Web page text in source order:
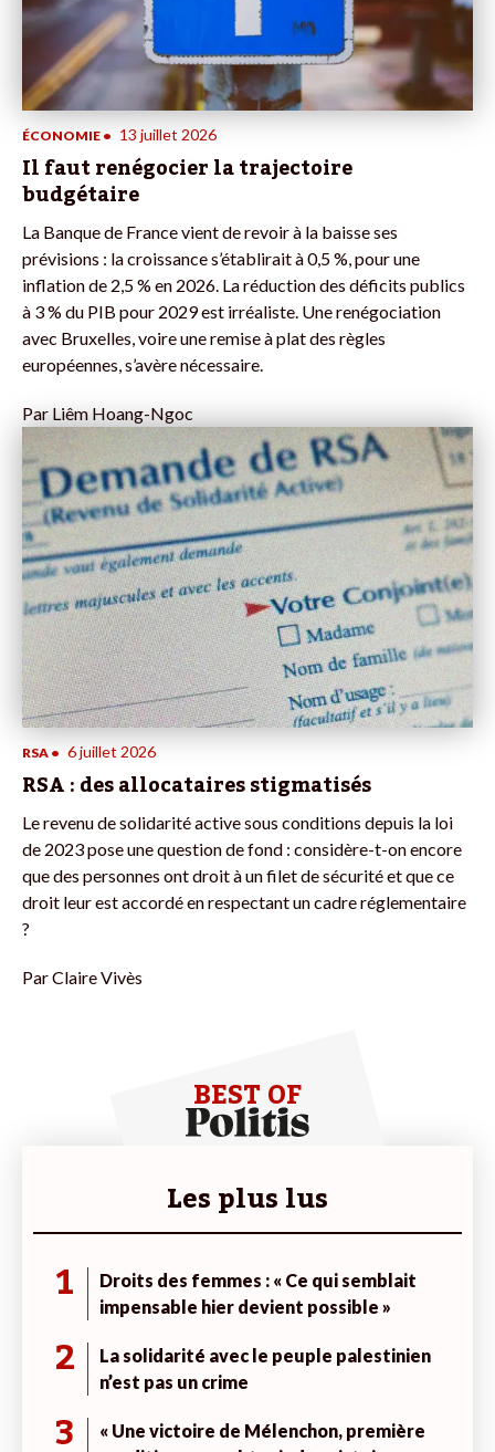
ÉCONOMIE • 13 juillet 2026
Il faut renégocier la trajectoire
budgétaire
La Banque de France vient de revoir à la baisse ses
prévisions : la croissance s’établirait à 0,5 %, pour une
inflation de 2,5 % en 2026. La réduction des déficits publics
à 3 % du PIB pour 2029 est irréaliste. Une renégociation
avec Bruxelles, voire une remise à plat des règles
européennes, s’avère nécessaire.
Par Liêm Hoang-Ngoc
RSA • 6 juillet 2026
RSA : des allocataires stigmatisés
Le revenu de solidarité active sous conditions depuis la loi
de 2023 pose une question de fond : considère-t-on encore
que des personnes ont droit à un filet de sécurité et que ce
droit leur est accordé en respectant un cadre réglementaire
?
ParClaire Vivès
BEST OF
Les plus lus
1
Droits des femmes : « Ce qui semblait
impensable hier devient possible »
2
La solidarité avec le peuple palestinien
n’est pas un crime
3
« Une victoire de Mélenchon, première